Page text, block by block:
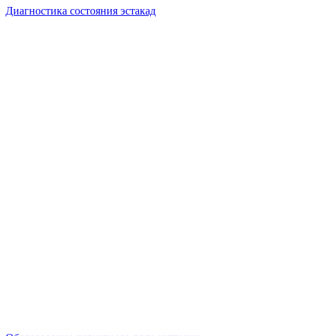
Диагностика состояния эстакад